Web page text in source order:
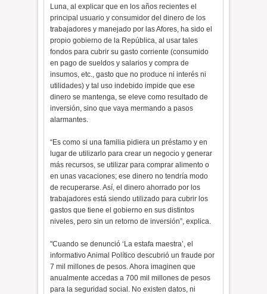
Luna, al explicar que en los años recientes el
principal usuario y consumidor del dinero de los
trabajadores y manejado por las Afores, ha sido el
propio gobierno de la República, al usar tales
fondos para cubrir su gasto corriente (consumido
en pago de sueldos y salarios y compra de
insumos, etc., gasto que no produce ni interés ni
utilidades) y tal uso indebido impide que ese
dinero se mantenga, se eleve como resultado de
inversión, sino que vaya mermando a pasos
alarmantes.
“Es como si una familia pidiera un préstamo y en
lugar de utilizarlo para crear un negocio y generar
más recursos, se utilizar para comprar alimento o
en unas vacaciones; ese dinero no tendría modo
de recuperarse. Así, el dinero ahorrado por los
trabajadores está siendo utilizado para cubrir los
gastos que tiene el gobierno en sus distintos
niveles, pero sin un retorno de inversión”, explica.
"Cuando se denunció ‘La estafa maestra’, el
informativo Animal Político descubrió un fraude por
7 mil millones de pesos. Ahora imaginen que
anualmente accedas a 700 mil millones de pesos
para la seguridad social. No existen datos, ni